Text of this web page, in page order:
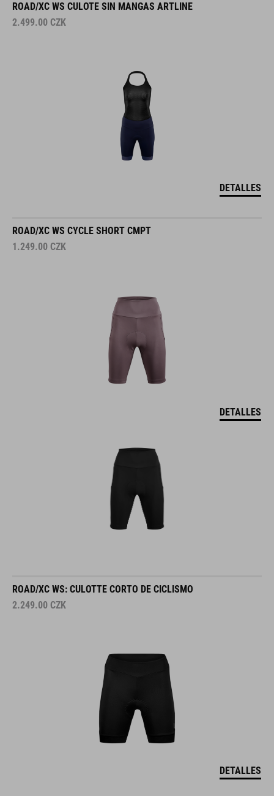
ROAD/XC WS CULOTE SIN MANGAS ARTLINE
2.499.00 CZK
DETALLES
ROAD/XC WS CYCLE SHORT CMPT
1.249.00 CZK
DETALLES
ROAD/XC WS: CULOTTE CORTO DE CICLISMO
2.249.00 CZK
DETALLES